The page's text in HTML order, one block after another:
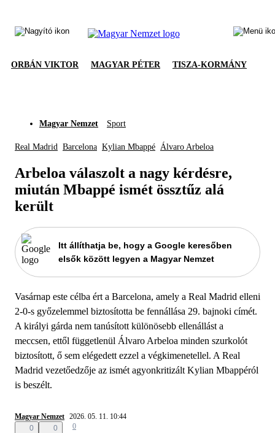
ORBÁN VIKTOR MAGYAR PÉTER TISZA-KORMÁNY
Magyar Nemzet Sport
Real Madrid Barcelona Kylian Mbappé Álvaro Arbeloa
Arbeloa válaszolt a nagy kérdésre,
miután Mbappé ismét össztűz alá
került
Itt állíthatja be, hogy a Google keresőben
elsők között legyen a Magyar Nemzet
Vasárnap este célba ért a Barcelona, amely a Real Madrid elleni
2-0-s győzelemmel biztosította be fennállása 29. bajnoki címét.
A királyi gárda nem tanúsított különösebb ellenállást a
meccsen, ettől függetlenül Álvaro Arbeloa minden szurkolót
biztosított, ő sem elégedett ezzel a végkimenetellel. A Real
Madrid vezetőedzője az ismét agyonkritizált Kylian Mbappéról
is beszélt.
Magyar Nemzet 2026. 05. 11. 10:44
0
0 0